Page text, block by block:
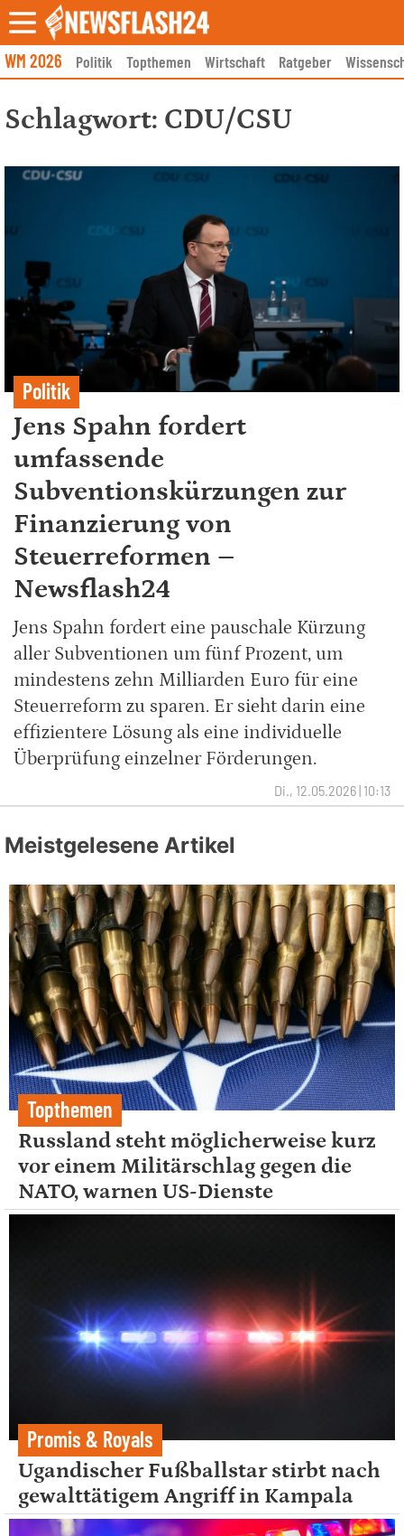
Skip
to
content
WM 2026 Politik Topthemen Wirtschaft Ratgeber
Schlagwort: CDU/CSU
Politik
Jens Spahn fordert
umfassende
Subventionskürzungen zur
Finanzierung von
Steuerreformen –
Newsflash24
Jens Spahn fordert eine pauschale Kürzung
aller Subventionen um fünf Prozent, um
mindestens zehn Milliarden Euro für eine
Steuerreform zu sparen. Er sieht darin eine
effizientere Lösung als eine individuelle
Überprüfung einzelner Förderungen.
Di., 12.05.2026 | 10:13
Meistgelesene Artikel
Topthemen
Russland steht möglicherweise kurz
vor einem Militärschlag gegen die
NATO, warnen US-Dienste
Promis & Royals
Ugandischer Fußballstar stirbt nach
gewalttätigem Angriff in Kampala